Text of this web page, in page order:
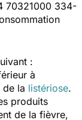
70321000 334-
:
à
de la listériose.
produits
de la fièvre,